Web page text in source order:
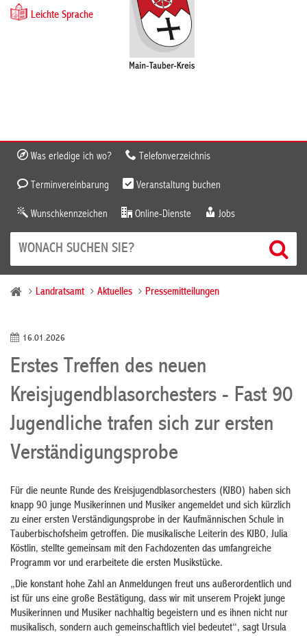
Leichte Sprache
Was erledige ich wo? Telefonverzeichnis
Terminvereinbarung Veranstaltung buchen
Wunschkennzeichen Online-Dienste Jobs
Landratsamt Aktuelles Pressemitteilungen
16.01.2026
Erstes Treffen des neuen
Kreisjugendblasorchesters - Fast 90
Jugendliche trafen sich zur ersten
Verständigungsprobe
Für die neunte Runde des Kreisjugendblasorchesters (KJBO) haben sich
knapp 90 junge Musikerinnen und Musiker angemeldet und sich kürzlich
zu einer ersten Verständigungsprobe in der Kaufmännischen Schule in
Tauberbischofsheim getroffen. Die musikalische Leiterin des KJBO, Julia
Köstlin, stellte gemeinsam mit den Fachdozenten das umfangreiche
Programm vor und erarbeitete die ersten Musikstücke.
„Die konstant hohe Zahl an Anmeldungen freut uns außerordentlich und
ist für uns eine große Bestätigung, dass wir mit unserem Projekt junge
Musikerinnen und Musiker nachhaltig begeistern und es ihnen nicht nur
musikalisch, sondern auch gemeinschaftlich viel bedeutet“, sagt Ursula